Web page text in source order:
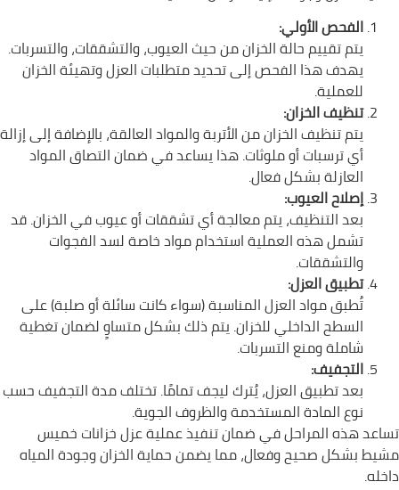
الفحص الأولي:
يتم تقييم حالة الخزان من حيث العيوب، والتشققات، والتسربات.
يهدف هذا الفحص إلى تحديد متطلبات العزل وتهيئة الخزان
للعملية.
تنظيف الخزان:
يتم تنظيف الخزان من الأتربة والمواد العالقة، بالإضافة إلى إزالة
أي ترسبات أو ملوثات. هذا يساعد في ضمان التصاق المواد
العازلة بشكل فعال.
إصلاح العيوب:
بعد التنظيف، يتم معالجة أي تشققات أو عيوب في الخزان. قد
تشمل هذه العملية استخدام مواد خاصة لسد الفجوات
والتشققات.
تطبيق العزل:
تُطبق مواد العزل المناسبة (سواء كانت سائلة أو صلبة) على
السطح الداخلي للخزان. يتم ذلك بشكل متساوٍ لضمان تغطية
شاملة ومنع التسربات.
التجفيف:
بعد تطبيق العزل، يُترك ليجف تمامًا. تختلف مدة التجفيف حسب
نوع المادة المستخدمة والظروف الجوية.
تساعد هذه المراحل في ضمان تنفيذ عملية عزل خزانات خميس
مشيط بشكل صحيح وفعال، مما يضمن حماية الخزان وجودة المياه
داخله.